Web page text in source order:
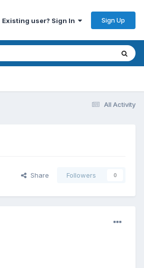
Existing user? Sign In Sign Up
All Activity
Share Followers 0